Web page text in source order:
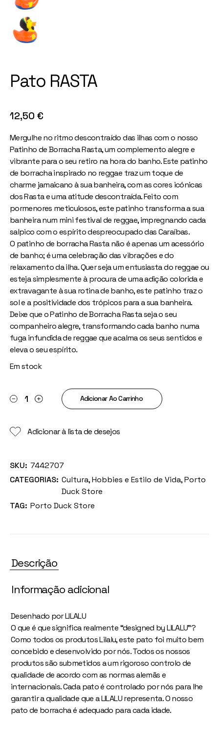
Pato RASTA
12,50 €
Mergulhe no ritmo descontraído das ilhas com o nosso
Patinho de Borracha Rasta, um complemento alegre e
vibrante para o seu retiro na hora do banho. Este patinho
de borracha inspirado no reggae traz um toque de
charme jamaicano à sua banheira, com as cores icónicas
dos Rasta e uma atitude descontraída. Feito com
pormenores meticulosos, este patinho transforma a sua
banheira num mini festival de reggae, impregnando cada
salpico com o espírito despreocupado das Caraíbas.
O patinho de borracha Rasta não é apenas um acessório
de banho; é uma celebração das vibrações e do
relaxamento da ilha. Quer seja um entusiasta do reggae ou
esteja simplesmente à procura de uma adição colorida e
extravagante à sua rotina de banho, este patinho traz o
sol e a positividade dos trópicos para a sua banheira.
Deixe que o Patinho de Borracha Rasta seja o seu
companheiro alegre, transformando cada banho numa
fuga infundida de reggae que acalma os seus sentidos e
eleva o seu espírito.
Em stock
Pato RASTA quantityAdicionar Ao Carrinho
Adicionar à lista de desejos
SKU: 7442707
CATEGORIAS: Cultura,Hobbies e Estilo de Vida,Porto
Duck Store
TAG: Porto Duck Store
Descrição
Informação adicional
Desenhado por LILALU
O que é que significa realmente “designed by LILALU”?
Como todos os produtos Lilalu, este pato foi muito bem
concebido e desenvolvido por nós. Todos os nossos
produtos são submetidos a um rigoroso controlo de
qualidade de acordo com as normas alemãs e
internacionais. Cada pato é controlado por nós para lhe
garantir a qualidade que a LILALU representa. O nosso
pato de borracha é adequado para cada idade.